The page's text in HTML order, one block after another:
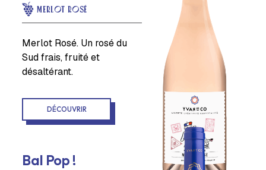
MERLOT ROSÉ
Merlot Rosé. Un rosé du
Sud frais, fruité et
désaltérant.
DÉCOUVRIR
Bal Pop !